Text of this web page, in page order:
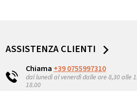
ASSISTENZA CLIENTI
Chiama +39 0755997310
dal lunedì al venerdì dalle ore 8,30 alle
18.00